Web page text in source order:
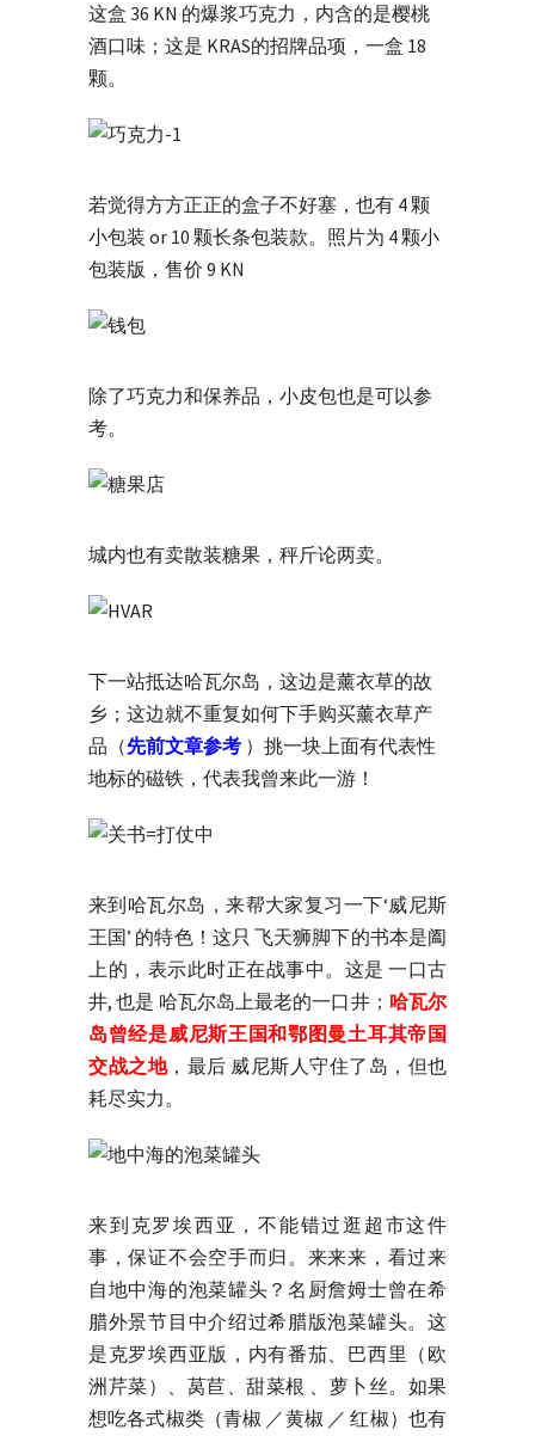
这盒 36 KN 的爆浆巧克力，内含的是樱桃
酒口味；这是 KRAS的招牌品项，一盒 18
颗。
若觉得方方正正的盒子不好塞，也有 4 颗
小包装 or 10 颗长条包装款。照片为 4 颗小
包装版，售价 9 KN
除了巧克力和保养品，小皮包也是可以参
考。
城内也有卖散装糖果，秤斤论两卖。
下一站抵达哈瓦尔岛，这边是薰衣草的故
乡；这边就不重复如何下手购买薰衣草产
品（先前文章参考 ）挑一块上面有代表性
地标的磁铁，代表我曾来此一游！
来到哈瓦尔岛，来帮大家复习一下‘威尼斯
王国’ 的特色！这只 飞天狮脚下的书本是阖
上的，表示此时正在战事中。这是 一口古
井, 也是 哈瓦尔岛上最老的一口井； 哈瓦尔
岛曾经是威尼斯王国和鄂图曼土耳其帝国
交战之地，最后 威尼斯人守住了岛，但也
耗尽实力。
来到克罗埃西亚，不能错过逛超市这件
事，保证不会空手而归。来来来，看过来
自地中海的泡菜罐头？名厨詹姆士曾在希
腊外景节目中介绍过希腊版泡菜罐头。这
是克罗埃西亚版，内有番茄、巴西里（欧
洲芹菜）、莴苣、甜菜根 、萝卜丝。如果
想吃各式椒类（青椒 ／黄椒 ／ 红椒）也有